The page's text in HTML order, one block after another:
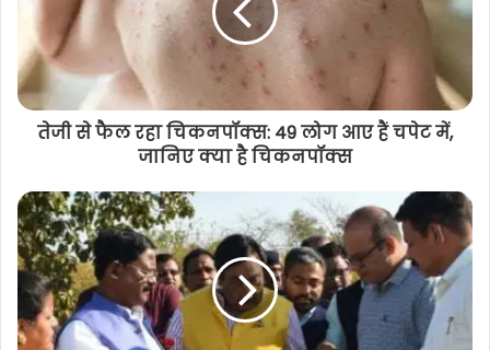
तेजी से फैल रहा चिकनपॉक्स: 49 लोग आए हैं चपेट में,
जानिए क्या है चिकनपॉक्स